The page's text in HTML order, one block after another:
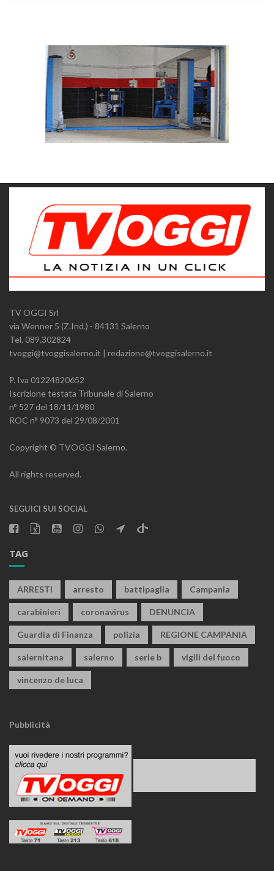
TV OGGI Srl
via Wenner 5 (Z.Ind.) - 84131 Salerno
Tel. 089.302824
tvoggi@tvoggisalerno.it | redazione@tvoggisalerno.it
P. Iva 01224820652
Iscrizione testata Tribunale di Salerno
n° 527 del 18/11/1980
ROC n° 9073 del 29/08/2001
Copyright © TVOGGI Salerno.
All rights reserved.
SEGUICI SUI SOCIAL
TAG
ARRESTI arresto battipaglia Campania
carabinieri coronavirus DENUNCIA
Guardia di Finanza polizia REGIONE CAMPANIA
salernitana salerno serie b vigili del fuoco
vincenzo de luca
Pubblicità